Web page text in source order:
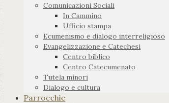
Comunicazioni Sociali
In Cammino
Ufficio stampa
Ecumenismo e dialogo interreligioso
Evangelizzazione e Catechesi
Centro biblico
Centro Catecumenato
Tutela minori
Dialogo e cultura
Parrocchie